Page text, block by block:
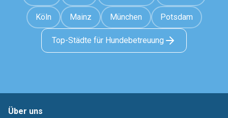
Köln Mainz München Potsdam
Top-Städte für Hundebetreuung
Über uns